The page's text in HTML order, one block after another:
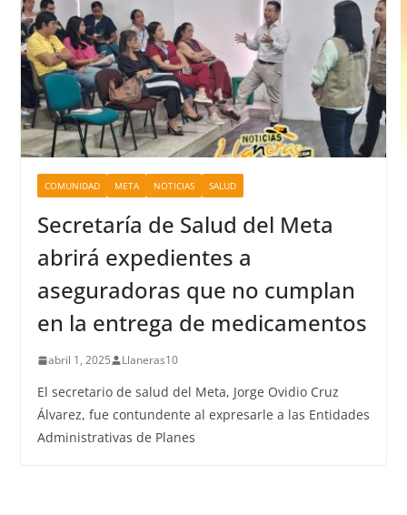
COMUNIDAD META NOTICIAS SALUD
Secretaría de Salud del Meta
abrirá expedientes a
aseguradoras que no cumplan
en la entrega de medicamentos
abril 1, 2025 Llaneras10
El secretario de salud del Meta, Jorge Ovidio Cruz
Álvarez, fue contundente al expresarle a las Entidades
Administrativas de Planes